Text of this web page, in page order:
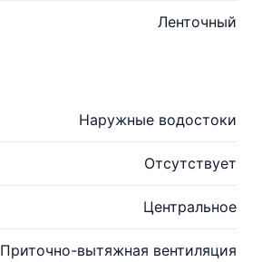
Ленточный
Наружные водостоки
Отсутствует
Центральное
Приточно-вытяжная вентиляция